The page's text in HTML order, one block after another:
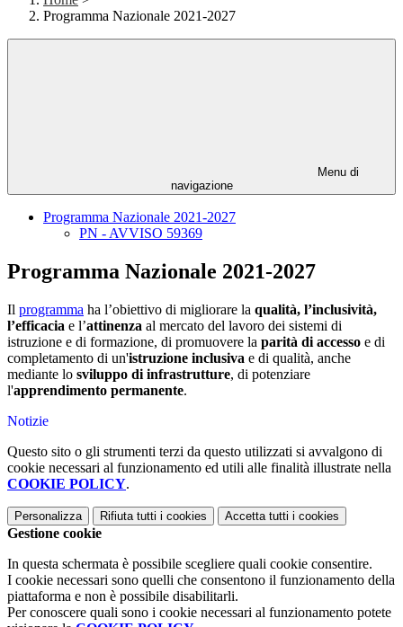
Programma Nazionale 2021-2027
Menu di
navigazione
Programma Nazionale 2021-2027
PN - AVVISO 59369
Programma Nazionale 2021-2027
Il programma ha l’obiettivo di migliorare la qualità, l’inclusività,
l’efficacia e l’attinenza al mercato del lavoro dei sistemi di
istruzione e di formazione, di promuovere la parità di accesso e di
completamento di un'istruzione inclusiva e di qualità, anche
mediante lo sviluppo di infrastrutture, di potenziare
l'apprendimento permanente.
Notizie
Questo sito o gli strumenti terzi da questo utilizzati si avvalgono di
cookie necessari al funzionamento ed utili alle finalità illustrate nella
COOKIE POLICY.
Personalizza Rifiuta tutti i cookies Accetta tutti i cookies
Gestione cookie
In questa schermata è possibile scegliere quali cookie consentire.
I cookie necessari sono quelli che consentono il funzionamento della
piattaforma e non è possibile disabilitarli.
Per conoscere quali sono i cookie necessari al funzionamento potete